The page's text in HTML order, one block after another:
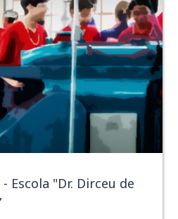
Escola "Dr. Dirceu de